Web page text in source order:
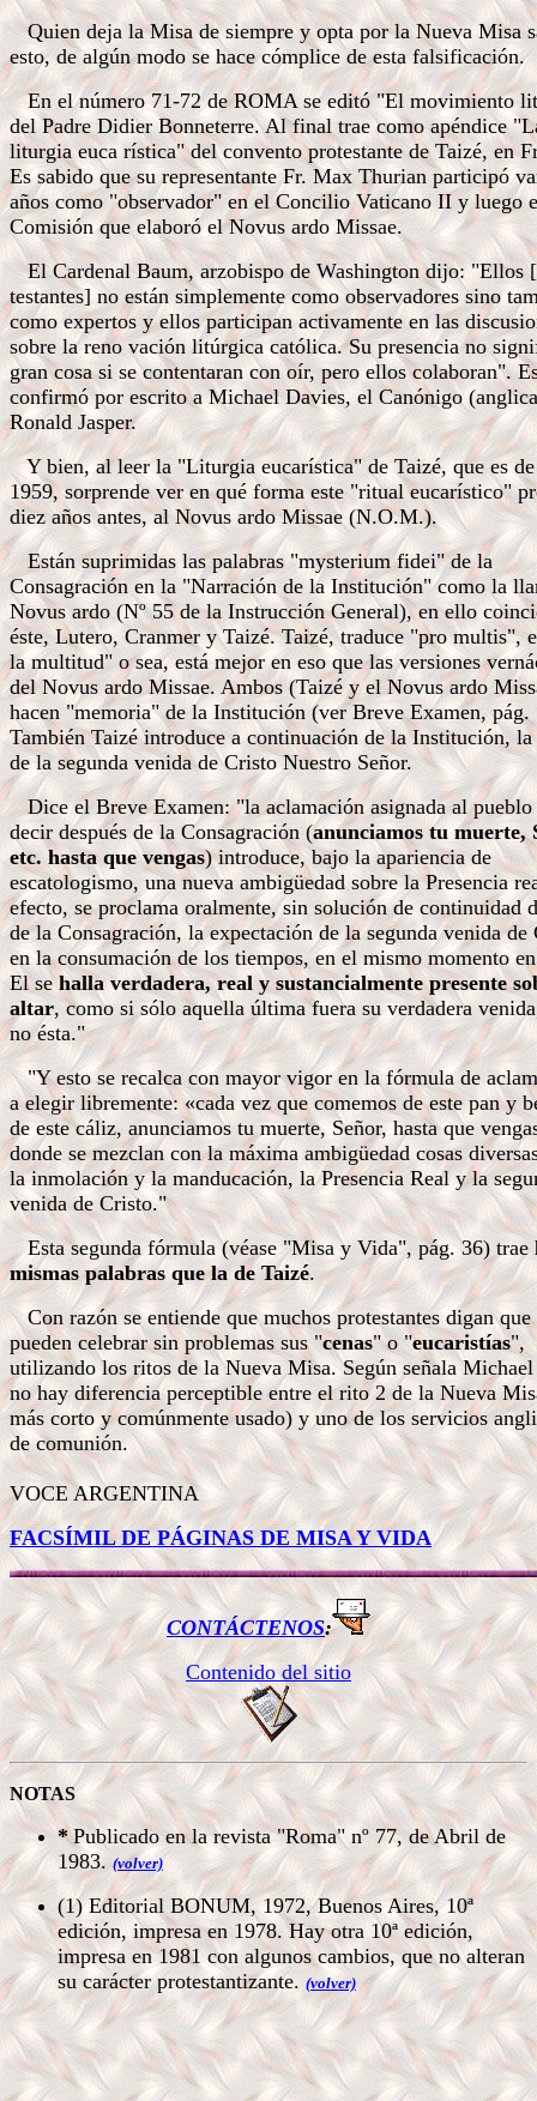
Quien deja la Misa de siempre y opta por la Nueva Misa
esto, de algún modo se hace cómplice de esta falsificación.
En el número 71-72 de ROMA se editó "El movimiento
del Padre Didier Bonneterre. Al final trae como apéndice
liturgia euca rística" del convento protestante de Taizé, en
Es sabido que su representante Fr. Max Thurian participó
años como "observador" en el Concilio Vaticano II y luego
Comisión que elaboró el Novus ardo Missae.
El Cardenal Baum, arzobispo de Washington dijo: "Ellos
testantes] no están simplemente como observadores sino
como expertos y ellos participan activamente en las
sobre la reno vación litúrgica católica. Su presencia no
gran cosa si se contentaran con oír, pero ellos colaboran".
confirmó por escrito a Michael Davies, el Canónigo
Ronald Jasper.
Y bien, al leer la "Liturgia eucarística" de Taizé, que es de
1959, sorprende ver en qué forma este "ritual eucarístico"
diez años antes, al Novus ardo Missae (N.O.M.).
Están suprimidas las palabras "mysterium fidei" de la
Consagración en la "Narración de la Institución" como la
Novus ardo (Nº 55 de la Instrucción General), en ello
éste, Lutero, Cranmer y Taizé. Taizé, traduce "pro multis",
la multitud" o sea, está mejor en eso que las versiones
del Novus ardo Missae. Ambos (Taizé y el Novus ardo
hacen "memoria" de la Institución (ver Breve Examen, pág.
También Taizé introduce a continuación de la Institución, la
de la segunda venida de Cristo Nuestro Señor.
Dice el Breve Examen: "la aclamación asignada al pueblo
decir después de la Consagración (anunciamos tu muerte,
etc. hasta que vengas) introduce, bajo la apariencia de
escatologismo, una nueva ambigüedad sobre la Presencia
efecto, se proclama oralmente, sin solución de continuidad
de la Consagración, la expectación de la segunda venida de
en la consumación de los tiempos, en el mismo momento
El sehalla verdadera, real y sustancialmente presente
altar, como si sólo aquella última fuera su verdadera
no ésta."
"Y esto se recalca con mayor vigor en la fórmula de
a elegir libremente: «cada vez que comemos de este pan y
de este cáliz, anunciamos tu muerte, Señor, hasta que
donde se mezclan con la máxima ambigüedad cosas
la inmolación y la manducación, la Presencia Real y la
venida de Cristo."
Esta segunda fórmula (véase "Misa y Vida", pág. 36) trae
mismas palabras que la de Taizé.
Con razón se entiende que muchos protestantes digan que
pueden celebrar sin problemas sus "cenas" o "eucaristías",
utilizando los ritos de la Nueva Misa. Según señala
no hay diferencia perceptible entre el rito 2 de la Nueva
más corto y comúnmente usado) y uno de los servicios
de comunión.
VOCE ARGENTINA
FACSÍMIL DE PÁGINAS DE MISA Y VIDA
CONTÁCTENOS:
Contenido del sitio
NOTAS
* Publicado en la revista "Roma" nº 77, de Abril de
1983.(volver)
(1) Editorial BONUM, 1972, Buenos Aires, 10ª
edición, impresa en 1978. Hay otra 10ª edición,
impresa en 1981 con algunos cambios, que no alteran
su carácter protestantizante. (volver)